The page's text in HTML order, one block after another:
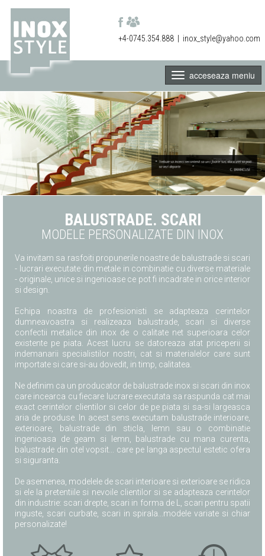
+4-0745.354.888 inox_style@yahoo.com
acceseaza meniu
BALUSTRADE. SCARI
MODELE PERSONALIZATE DIN INOX
Va invitam sa rasfoiti propunerile noastre de balustrade si scari
- lucrari executate din metale in combinatie cu diverse materiale
- originale, unice si ingenioase ce pot fi incadrate in orice interior
si design.
Echipa noastra de profesionisti se adapteaza cerintelor
dumneavoastra si realizeaza balustrade, scari si diverse
confectii metalice din inox de o calitate net superioara celor
existente pe piata. Acest lucru se datoreaza atat priceperii si
indemanarii specialistilor nostri, cat si materialelor care sunt
importate si care si-au dovedit, in timp, calitatea.
Ne definim ca un producator de balustrade inox si scari din inox
care incearca cu fiecare lucrare executata sa raspunda cat mai
exact cerintelor clientilor si celor de pe piata si sa-si largeasca
aria de produse. In acest sens executam balustrade interioare,
exterioare, balustrade din sticla, lemn sau o combinatie
ingenioasa de geam si lemn, balustrade cu mana curenta,
balustrade din otel vopsit... care pe langa aspectul estetic ofera
si siguranta.
De asemenea, modelele de scari interioare si exterioare se ridica
si ele la pretentiile si nevoile clientilor si se adapteaza cerintelor
din industrie: scari drepte, scari in forma de L, scari pentru spatii
inguste, scari curbate, scari in spirala...modele variate si chiar
personalizate!